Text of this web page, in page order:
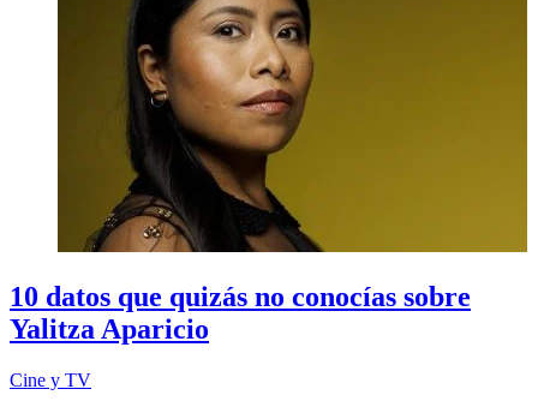
10 datos que quizás no conocías sobre
Yalitza Aparicio
Cine y TV